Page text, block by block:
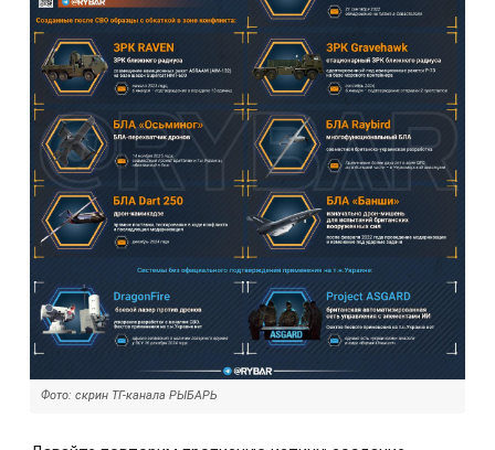
Фото: скрин ТГ-канала РЫБАРЬ